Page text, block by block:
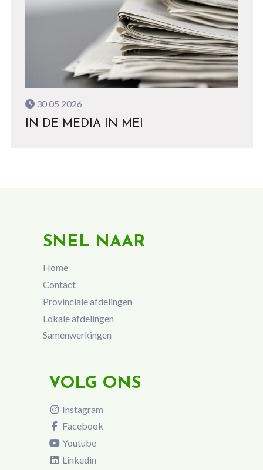
30 05 2026
IN DE MEDIA IN MEI
SNEL NAAR
Home
Contact
Provinciale afdelingen
Lokale afdelingen
Samenwerkingen
VOLG ONS
Instagram
Facebook
Youtube
Linkedin